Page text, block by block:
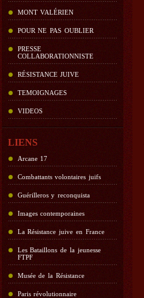
MONT VALÉRIEN
POUR NE PAS OUBLIER
PRESSE
COLLABORATIONNISTE
RÉSISTANCE JUIVE
TEMOIGNAGES
VIDEOS
LIENS
Arcane 17
Combattants volontaires juifs
Guérilleros y reconquista
Images contemporaines
La Résistance juive en France
Les Bataillons de la jeunesse
FTPF
Musée de la Résistance
Paris révolutionnaire